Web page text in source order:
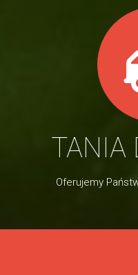
TANIA
Oferujemy